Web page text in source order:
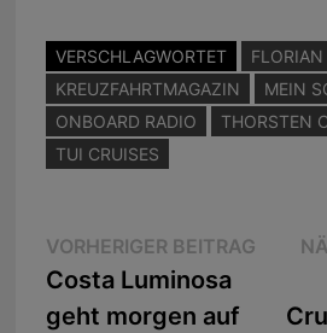
VERSCHLAGWORTET
FLORIAN
KREUZFAHRTMAGAZIN
MEIN
ONBOARD RADIO
THORSTEN
TUI CRUISES
Beitragsnavigation
VORHERIGER BEITRAG
Costa Luminosa
geht morgen auf